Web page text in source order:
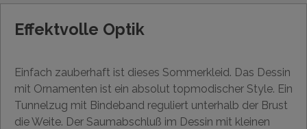
Effektvolle Optik
Einfach zauberhaft ist dieses Sommerkleid. Das Dessin
mit Ornamenten ist ein absolut topmodischer Style. Ein
Tunnelzug mit Bindeband reguliert unterhalb der Brust
die Weite. Der Saumabschluß im Dessin mit kleinen